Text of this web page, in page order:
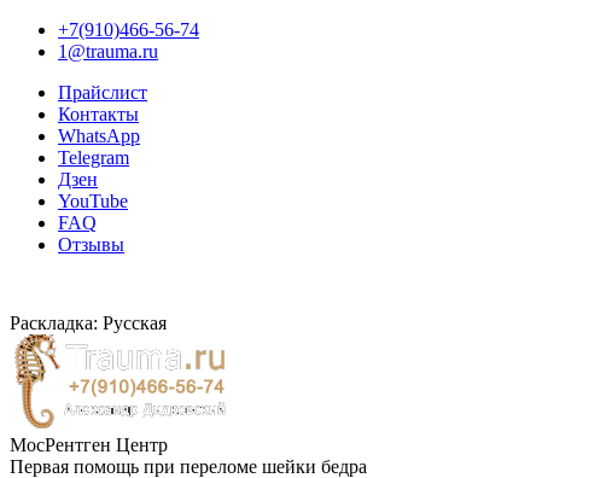
+7(910)466-56-74
1@trauma.ru
Прайслист
Контакты
WhatsApp
Telegram
Дзен
YouTube
FAQ
Отзывы
Раскладка: Русская
МосРентген Центр
Первая помощь при переломе шейки бедра